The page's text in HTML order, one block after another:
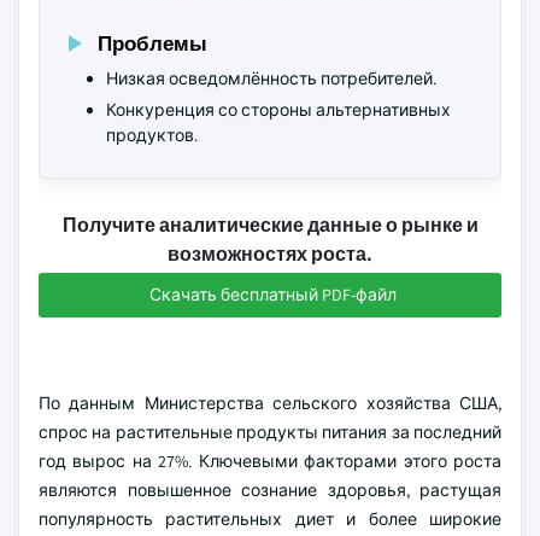
Проблемы
Низкая осведомлённость потребителей.
Конкуренция со стороны альтернативных
продуктов.
Получите аналитические данные о рынке и
возможностях роста.
Скачать бесплатный PDF-файл
По данным Министерства сельского хозяйства США,
спрос на растительные продукты питания за последний
год вырос на 27%. Ключевыми факторами этого роста
являются повышенное сознание здоровья, растущая
популярность растительных диет и более широкие